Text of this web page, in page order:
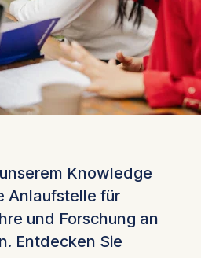
Knowledge
Anlaufstelle für
und Forschung an
Entdecken Sie